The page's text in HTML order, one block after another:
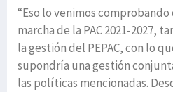
“Eso lo venimos
marcha de la PAC 2021-2027,
la gestión del PEPAC, con lo
supondría una gestión
las políticas mencionadas.